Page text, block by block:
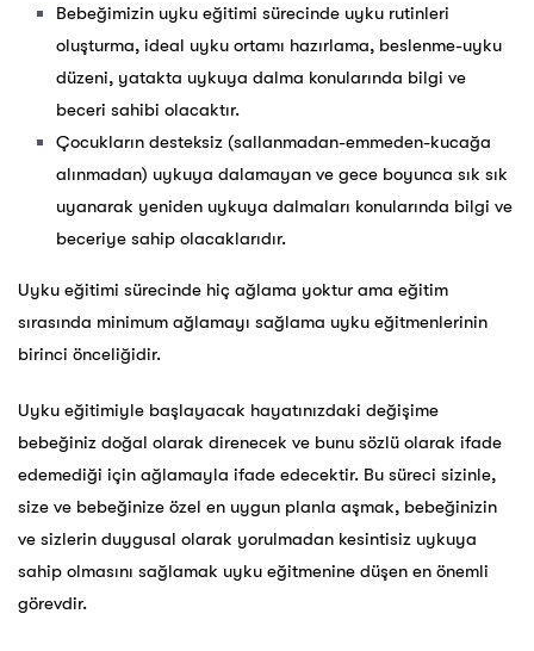
Bebeğimizin uyku eğitimi sürecinde uyku rutinleri
oluşturma, ideal uyku ortamı hazırlama, beslenme-uyku
düzeni, yatakta uykuya dalma konularında bilgi ve
beceri sahibi olacaktır.
Çocukların desteksiz (sallanmadan-emmeden-kucağa
alınmadan) uykuya dalamayan ve gece boyunca sık sık
uyanarak yeniden uykuya dalmaları konularında bilgi ve
beceriye sahip olacaklarıdır.
Uyku eğitimi sürecinde hiç ağlama yoktur ama eğitim
sırasında minimum ağlamayı sağlama uyku eğitmenlerinin
birinci önceliğidir.
Uyku eğitimiyle başlayacak hayatınızdaki değişime
bebeğiniz doğal olarak direnecek ve bunu sözlü olarak ifade
edemediği için ağlamayla ifade edecektir. Bu süreci sizinle,
size ve bebeğinize özel en uygun planla aşmak, bebeğinizin
ve sizlerin duygusal olarak yorulmadan kesintisiz uykuya
sahip olmasını sağlamak uyku eğitmenine düşen en önemli
görevdir.